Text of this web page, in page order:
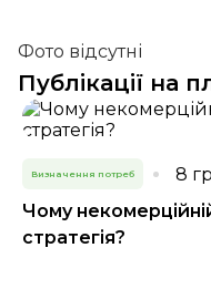
Фото відсутні
Публікації на
Визначення потреб
8
Чому
стратегія?